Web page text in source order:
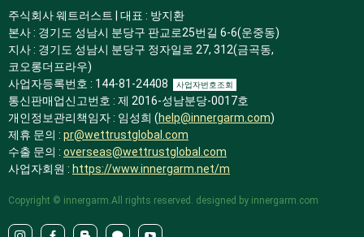
주식회사 웨트러스트 | 대표 : 방지환
본사 : 경기도 성남시 분당구 판교로25번길 6-6(운중동)
지사 : 경기도 성남시 분당구 정자일로 27, 312(금곡동,
코오롱더프라우)
사업자등록번호 : 144-81-24408
사업자번호조회
통신판매업신고번호 : 제 2016-성남분당-0017호
개인정보관리책임자 : 임성희 (help@innergarm.com)
제휴 문의 : pr@wettrustglobal.com
수출 문의 : overseas@wettrustglobal.com
사업자회원 : https://www.innergarm.net/m
Copyright © innergarm.All rights reserved. designed by innergarm.com